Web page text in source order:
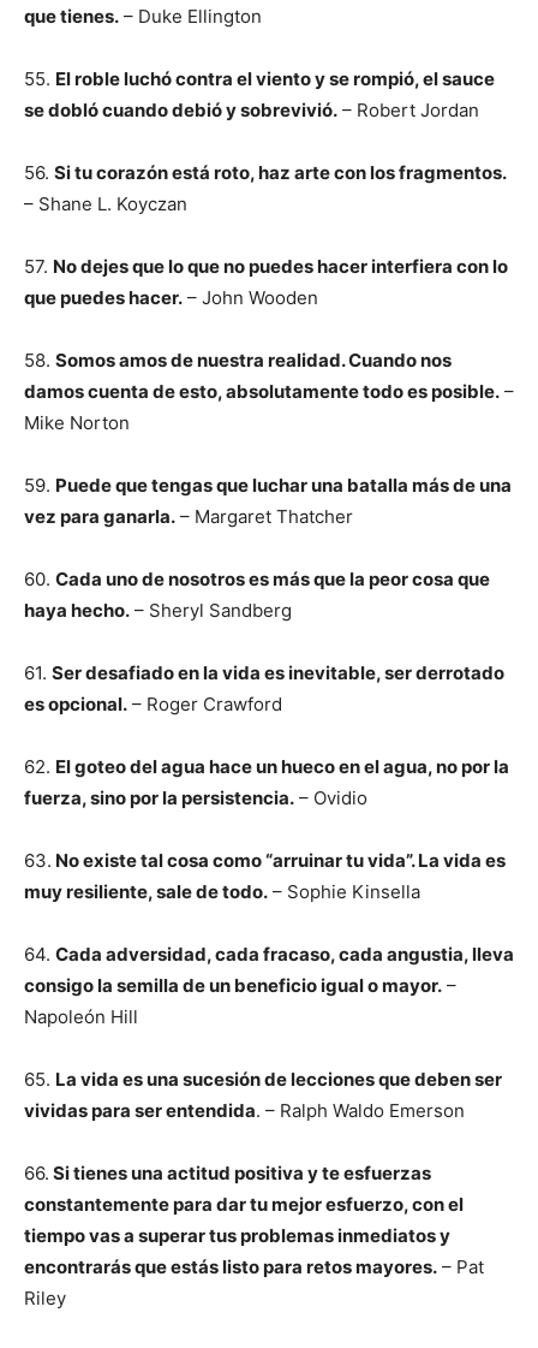
que tienes. – Duke Ellington
55. El roble luchó contra el viento y se rompió, el sauce
se dobló cuando debió y sobrevivió. – Robert Jordan
56. Si tu corazón está roto, haz arte con los fragmentos.
– Shane L. Koyczan
57. No dejes que lo que no puedes hacer interfiera con lo
que puedes hacer. – John Wooden
58. Somos amos de nuestra realidad. Cuando nos
damos cuenta de esto, absolutamente todo es posible. –
Mike Norton
59. Puede que tengas que luchar una batalla más de una
vez para ganarla. – Margaret Thatcher
60. Cada uno de nosotros es más que la peor cosa que
haya hecho. – Sheryl Sandberg
61. Ser desafiado en la vida es inevitable, ser derrotado
es opcional. – Roger Crawford
62. El goteo del agua hace un hueco en el agua, no por la
fuerza, sino por la persistencia. – Ovidio
63. No existe tal cosa como “arruinar tu vida”. La vida es
muy resiliente, sale de todo. – Sophie Kinsella
64. Cada adversidad, cada fracaso, cada angustia, lleva
consigo la semilla de un beneficio igual o mayor. –
Napoleón Hill
65. La vida es una sucesión de lecciones que deben ser
vividas para ser entendida. – Ralph Waldo Emerson
66. Si tienes una actitud positiva y te esfuerzas
constantemente para dar tu mejor esfuerzo, con el
tiempo vas a superar tus problemas inmediatos y
encontrarás que estás listo para retos mayores. – Pat
Riley